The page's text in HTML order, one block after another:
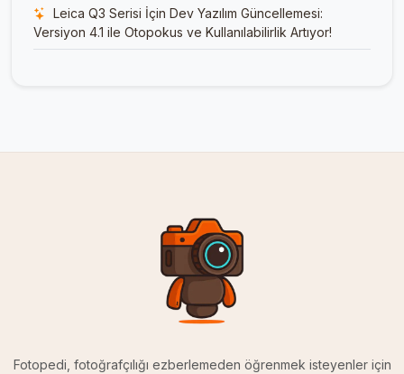
Leica Q3 Serisi İçin Dev Yazılım Güncellemesi:
Versiyon 4.1 ile Otopokus ve Kullanılabilirlik Artıyor!
Fotopedi, fotoğrafçılığı ezberlemeden öğrenmek isteyenler için